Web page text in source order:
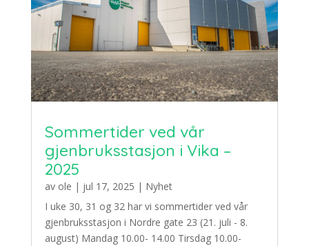
Sommertider ved vår
gjenbruksstasjon i Vika –
2025
av ole | jul 17, 2025 | Nyhet
I uke 30, 31 og 32 har vi sommertider ved vår
gjenbruksstasjon i Nordre gate 23 (21. juli - 8.
august) Mandag 10.00- 14.00 Tirsdag 10.00-